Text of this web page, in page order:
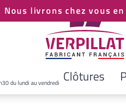
Nous livrons chez vous
du lundi au vendredi Clôtures